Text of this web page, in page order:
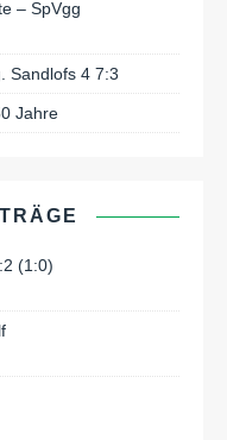
– SpVgg
Sandlofs 4 7:3
Jahre
(1:0)